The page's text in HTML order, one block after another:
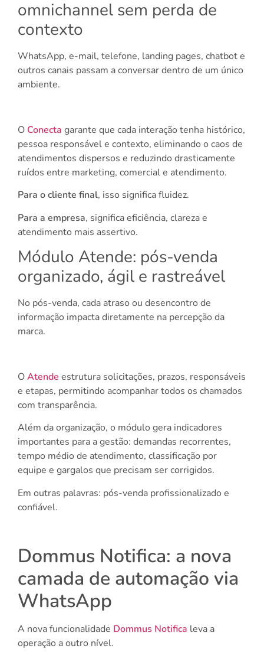
omnichannel sem perda de
contexto
WhatsApp, e-mail, telefone, landing pages, chatbot e
outros canais passam a conversar dentro de um único
ambiente.
O Conecta garante que cada interação tenha histórico,
pessoa responsável e contexto, eliminando o caos de
atendimentos dispersos e reduzindo drasticamente
ruídos entre marketing, comercial e atendimento.
Para o cliente final, isso significa fluidez.
Para a empresa, significa eficiência, clareza e
atendimento mais assertivo.
Módulo Atende: pós-venda
organizado, ágil e rastreável
No pós-venda, cada atraso ou desencontro de
informação impacta diretamente na percepção da
marca.
OAtende estrutura solicitações, prazos, responsáveis
e etapas, permitindo acompanhar todos os chamados
com transparência.
Além da organização, o módulo gera indicadores
importantes para a gestão: demandas recorrentes,
tempo médio de atendimento, classificação por
equipe e gargalos que precisam ser corrigidos.
Em outras palavras: pós-venda profissionalizado e
confiável.
Dommus Notifica: a nova
camada de automação via
WhatsApp
A nova funcionalidade Dommus Notifica leva a
operação a outro nível.